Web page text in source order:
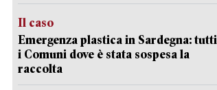
Il caso
Emergenza plastica in Sardegna: tutti
i Comuni dove è stata sospesa la
raccolta